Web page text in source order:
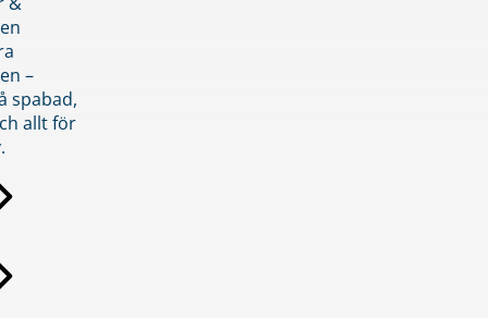
–
spabad,
allt för